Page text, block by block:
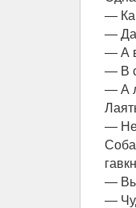
—
— Да
— А
— В
— А
—
— Вы
—